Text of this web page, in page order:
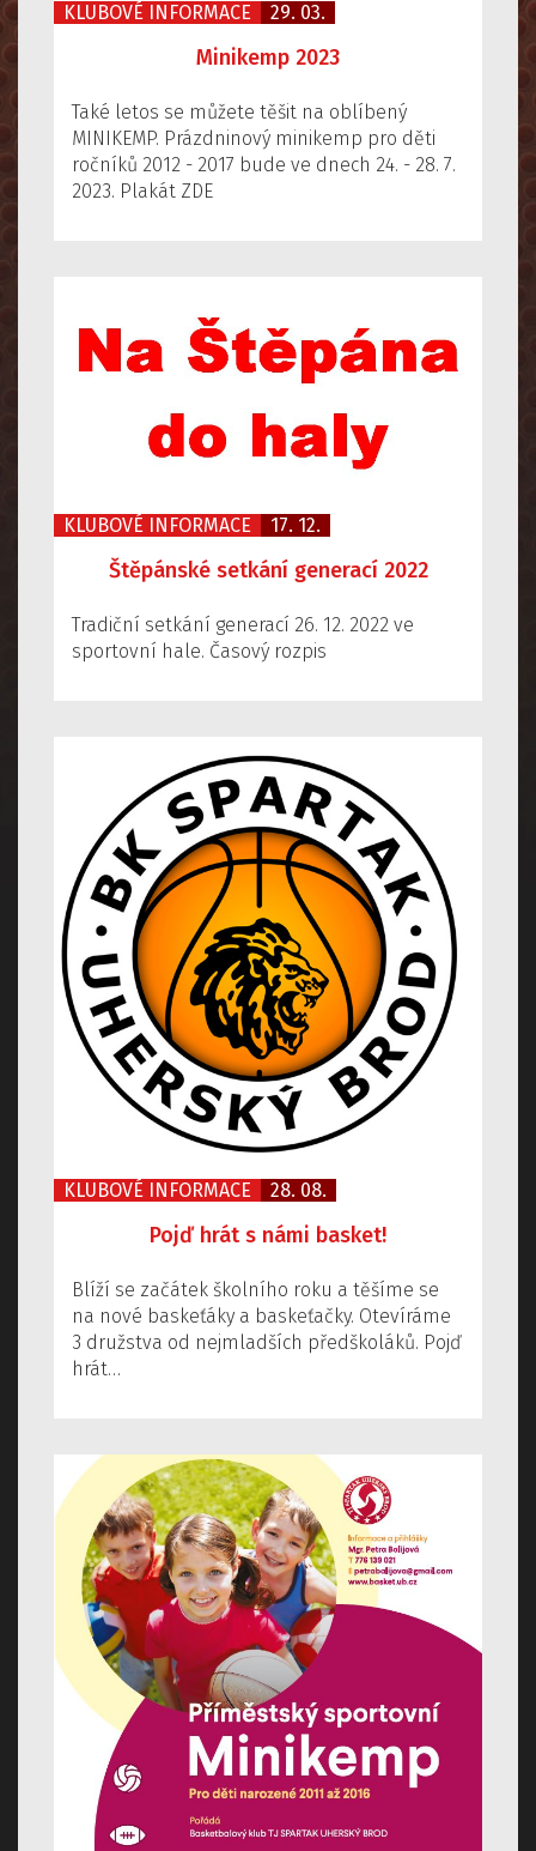
KLUBOVÉ INFORMACE 29. 03.
Minikemp 2023
Také letos se můžete těšit na oblíbený
MINIKEMP. Prázdninový minikemp pro děti
ročníků 2012 - 2017 bude ve dnech 24. - 28. 7.
2023. Plakát ZDE
KLUBOVÉ INFORMACE 17. 12.
Štěpánské setkání generací 2022
Tradiční setkání generací 26. 12. 2022 ve
sportovní hale. Časový rozpis
KLUBOVÉ INFORMACE 28. 08.
Pojď hrát s námi basket!
Blíží se začátek školního roku a těšíme se
na nové baskeťáky a baskeťačky. Otevíráme
3 družstva od nejmladších předškoláků. Pojď
hrát…